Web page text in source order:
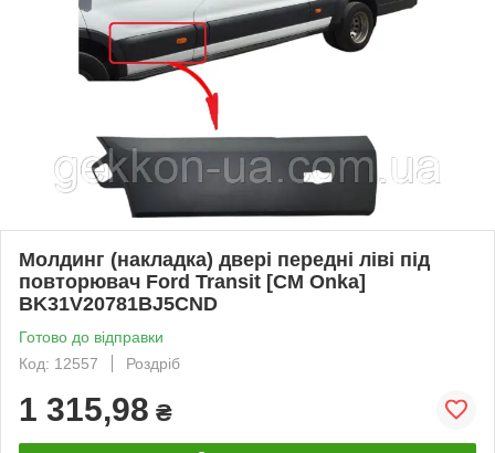
Молдинг (накладка) двері передні ліві під
повторювач Ford Transit [СМ Onka]
BK31V20781BJ5CND
Готово до відправки
Код: 12557
Роздріб
1 315,98 ₴